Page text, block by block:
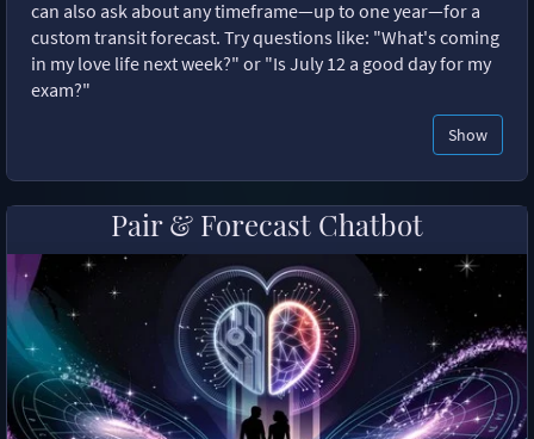
can also ask about any timeframe—up to one year—for a
custom transit forecast. Try questions like: "What's coming
in my love life next week?" or "Is July 12 a good day for my
exam?"
Show
Pair & Forecast Chatbot